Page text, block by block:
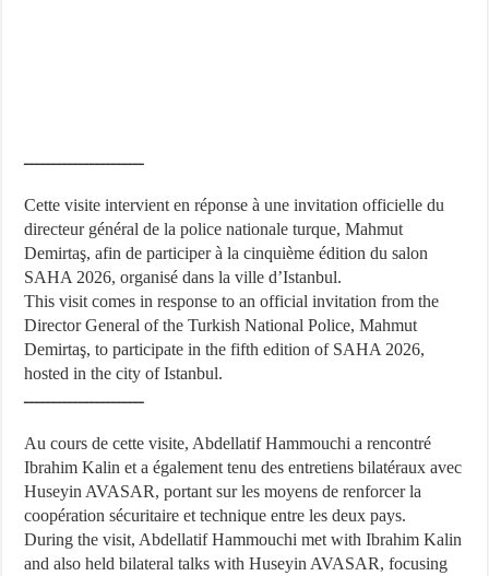
ــــــــــــــــــــــ
Cette visite intervient en réponse à une invitation officielle du
directeur général de la police nationale turque, Mahmut
Demirtaş, afin de participer à la cinquième édition du salon
SAHA 2026, organisé dans la ville d’Istanbul.
This visit comes in response to an official invitation from the
Director General of the Turkish National Police, Mahmut
Demirtaş, to participate in the fifth edition of SAHA 2026,
hosted in the city of Istanbul.
ــــــــــــــــــــــ
Au cours de cette visite, Abdellatif Hammouchi a rencontré
Ibrahim Kalin et a également tenu des entretiens bilatéraux avec
Huseyin AVASAR, portant sur les moyens de renforcer la
coopération sécuritaire et technique entre les deux pays.
During the visit, Abdellatif Hammouchi met with Ibrahim Kalin
and also held bilateral talks with Huseyin AVASAR, focusing